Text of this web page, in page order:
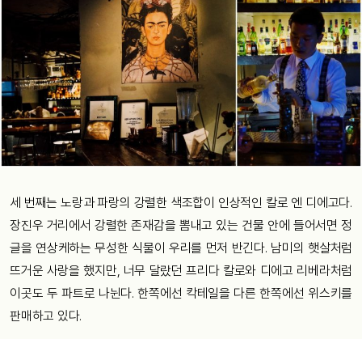
세 번째는 노랑과 파랑의 강렬한 색조합이 인상적인 칼로 엔 디에고다.
장진우 거리에서 강렬한 존재감을 뽐내고 있는 건물 안에 들어서면 정
글을 연상케하는 무성한 식물이 우리를 먼저 반긴다. 남미의 햇살처럼
뜨거운 사랑을 했지만, 너무 달랐던 프리다 칼로와 디에고 리베라처럼
이곳도 두 파트로 나뉜다. 한쪽에선 칵테일을 다른 한쪽에선 위스키를
판매하고 있다.